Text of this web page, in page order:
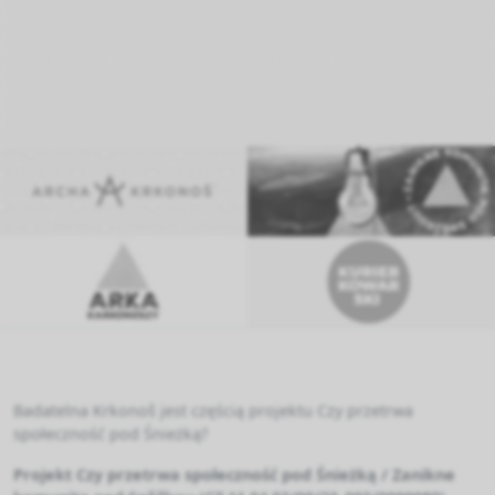
Badatelna Krkonoš jest częścią projektu Czy przetrwa
społeczność pod Śnieżką?
Projekt Czy przetrwa społeczność pod Śnieżką / Zanikne